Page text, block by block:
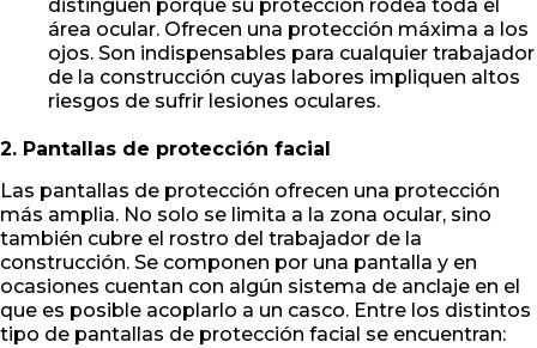
distinguen porque su protección rodea toda el
área ocular. Ofrecen una protección máxima a los
ojos. Son indispensables para cualquier trabajador
de la construcción cuyas labores impliquen altos
riesgos de sufrir lesiones oculares.
2. Pantallas de protección facial
Las pantallas de protección ofrecen una protección
más amplia. No solo se limita a la zona ocular, sino
también cubre el rostro del trabajador de la
construcción. Se componen por una pantalla y en
ocasiones cuentan con algún sistema de anclaje en el
que es posible acoplarlo a un casco. Entre los distintos
tipo de pantallas de protección facial se encuentran: